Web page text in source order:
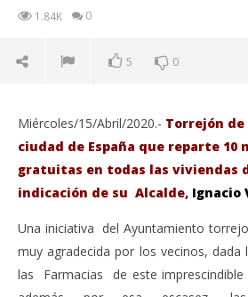
1.84K 0
5 0
Miércoles/15/Abril/2020.- Torrejón de
ciudad de España que reparte 10
gratuitas en todas las viviendas
indicación de su Alcalde, Ignacio
Una iniciativa del Ayuntamiento
muy agradecida por los vecinos,
las Farmacias de este imprescindible